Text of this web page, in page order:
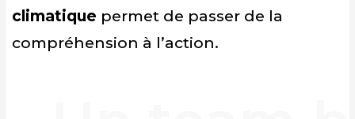
climatique permet de passer de la
compréhension à l’action.